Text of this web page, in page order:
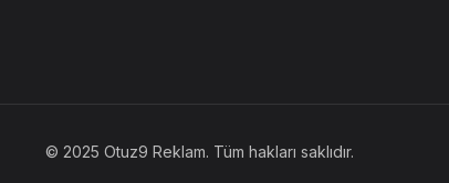
© 2025 Otuz9 Reklam. Tüm hakları saklıdır.